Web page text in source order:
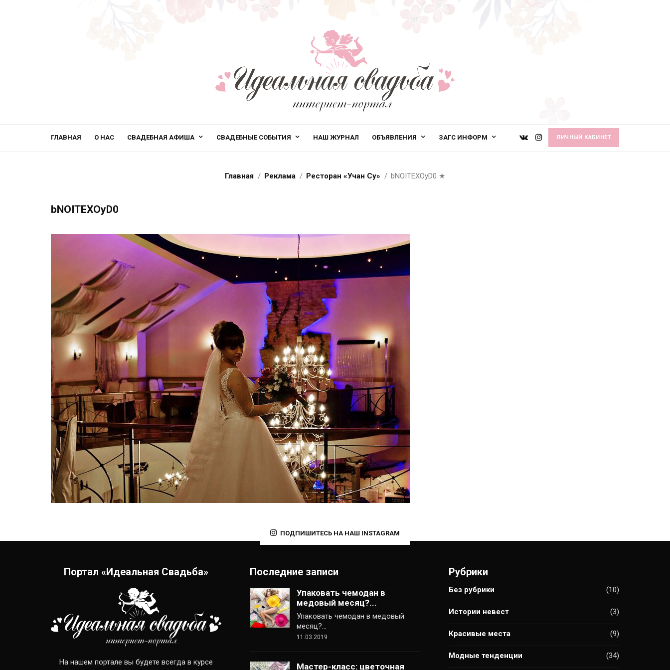
ГЛАВНАЯ О НАС СВАДЕБНАЯ АФИША СВАДЕБНЫЕ СОБЫТИЯ НАШ ЖУРНАЛ ОБЪЯВЛЕНИЯ ЗАГС ИНФОРМ ЛИЧНЫЙ КАБИНЕТ
Главная Реклама Ресторан «Учан Су» bNOITEXOyD0 ★
bNOITEXOyD0
ПОДПИШИТЕСЬ НА НАШ INSTAGRAM
Портал «Идеальная Свадьба»
На нашем портале вы будете всегда в курсе
Последние записи
Упаковать чемодан в
медовый месяц?...
Упаковать чемодан в медовый
месяц?…
11.03.2019
Мастер-класс: цветочная
Рубрики
Без рубрики (10)
Истории невест (3)
Красивые места (9)
Модные тенденции (34)